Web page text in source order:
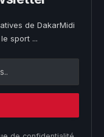
de DakarMidi
sport ...